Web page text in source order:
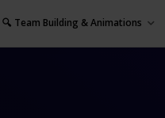
🔍 Team Building & Animations